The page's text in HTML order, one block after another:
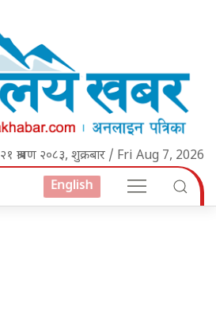
२१ श्रावण २०८३, शुक्रबार / Fri Aug 7, 2026
English